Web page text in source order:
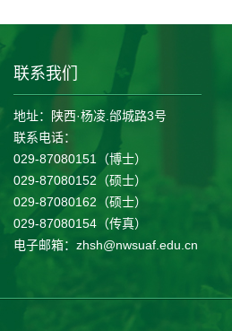
联系我们
地址：陕西·杨凌.邰城路3号
联系电话：
029-87080151（博士）
029-87080152（硕士）
029-87080162（硕士）
029-87080154（传真）
电子邮箱：zhsh@nwsuaf.edu.cn